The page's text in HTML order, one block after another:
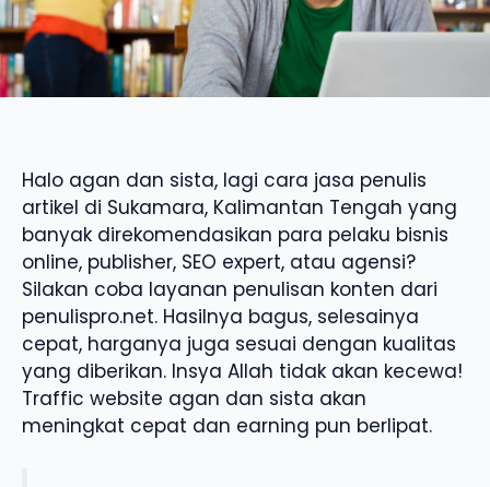
Halo agan dan sista, lagi cara jasa penulis
artikel di Sukamara, Kalimantan Tengah yang
banyak direkomendasikan para pelaku bisnis
online, publisher, SEO expert, atau agensi?
Silakan coba layanan penulisan konten dari
penulispro.net. Hasilnya bagus, selesainya
cepat, harganya juga sesuai dengan kualitas
yang diberikan. Insya Allah tidak akan kecewa!
Traffic website agan dan sista akan
meningkat cepat dan earning pun berlipat.